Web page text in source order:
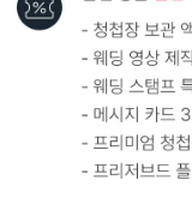
형태 및 구성
봉합용 스티커 기본 구
흰색 봉투를 기본으로